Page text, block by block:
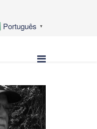
Português ▼